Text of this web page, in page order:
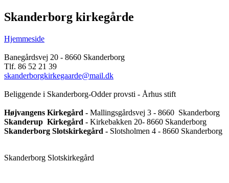
Skanderborg kirkegårde
Hjemmeside
Banegårdsvej 20 - 8660 Skanderborg
Tlf. 86 52 21 39
skanderborgkirkegaarde@mail.dk
Beliggende i Skanderborg-Odder provsti - Århus stift
Højvangens Kirkegård - Mallingsgårdsvej 3 - 8660 Skanderborg
Skanderup Kirkegård - Kirkebakken 20- 8660 Skanderborg
Skanderborg Slotskirkegård - Slotsholmen 4 - 8660 Skanderborg
Skanderborg Slotskirkegård